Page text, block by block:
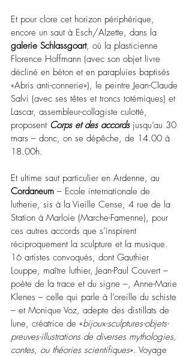
Et pour clore cet horizon périphérique,
encore un saut à Esch/Alzette, dans la
galerie Schlassgoart, où la plasticienne
Florence Hoffmann (avec son objet livre
décliné en béton et en parapluies baptisés
«Abris anti-connerie»), le peintre Jean-Claude
Salvi (avec ses têtes et troncs totémiques) et
Lascar, assembleur-collagiste culotté,
proposent Corps et des accords jusqu’au 30
mars – donc, on se dépêche, de 14.00 à
18.00h.
Et ultime saut particulier en Ardenne, au
Cordaneum – Ecole internationale de
lutherie, sis à la Vieille Cense, 4 rue de la
Station à Marloie (Marche-Famenne), pour
ces autres accords que s’inspirent
réciproquement la sculpture et la musique.
16 artistes convoqués, dont Gauthier
Louppe, maître luthier, Jean-Paul Couvert –
poète de la trace et du signe –, Anne-Marie
Klenes – celle qui parle à l’oreille du schiste
– et Monique Voz, adepte des distillats de
lune, créatrice de «bijoux-sculptures-objets-
preuves-illustrations de diverses mythologies,
contes, ou théories scientifiques». Voyage